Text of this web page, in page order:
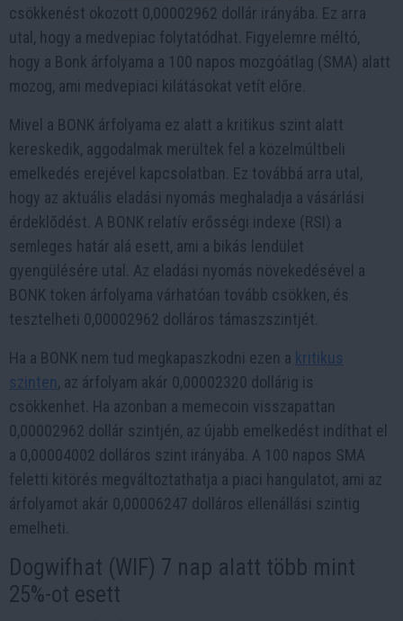
csökkenést okozott 0,00002962 dollár irányába. Ez arra
utal, hogy a medvepiac folytatódhat. Figyelemre méltó,
hogy a Bonk árfolyama a 100 napos mozgóátlag (SMA) alatt
mozog, ami medvepiaci kilátásokat vetít előre.
Mivel a BONK árfolyama ez alatt a kritikus szint alatt
kereskedik, aggodalmak merültek fel a közelmúltbeli
emelkedés erejével kapcsolatban. Ez továbbá arra utal,
hogy az aktuális eladási nyomás meghaladja a vásárlási
érdeklődést. A BONK relatív erősségi indexe (RSI) a
semleges határ alá esett, ami a bikás lendület
gyengülésére utal. Az eladási nyomás növekedésével a
BONK token árfolyama várhatóan tovább csökken, és
tesztelheti 0,00002962 dolláros támaszszintjét.
Ha a BONK nem tud megkapaszkodni ezen a kritikus
szinten, az árfolyam akár 0,00002320 dollárig is
csökkenhet. Ha azonban a memecoin visszapattan
0,00002962 dollár szintjén, az újabb emelkedést indíthat el
a 0,00004002 dolláros szint irányába. A 100 napos SMA
feletti kitörés megváltoztathatja a piaci hangulatot, ami az
árfolyamot akár 0,00006247 dolláros ellenállási szintig
emelheti.
Dogwifhat (WIF) 7 nap alatt több mint
25%-ot esett